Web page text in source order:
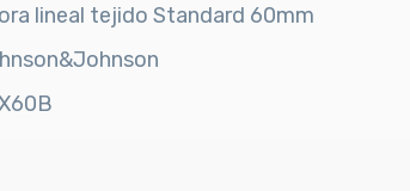
lineal tejido Standard 60mm